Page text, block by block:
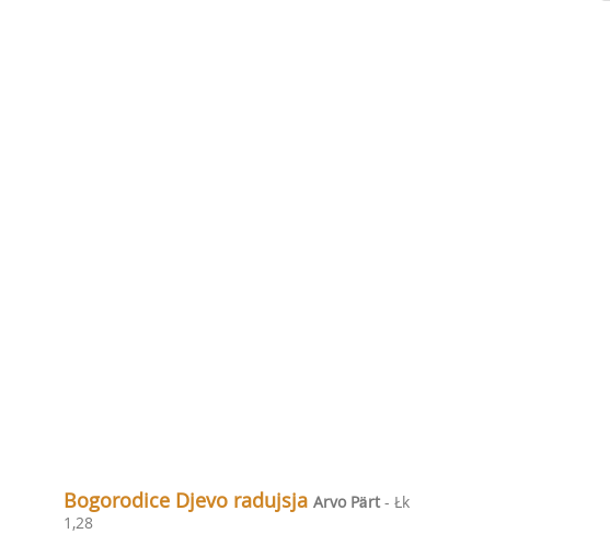
Bogorodice Djevo radujsjaArvo Pärt - Łk
1,28